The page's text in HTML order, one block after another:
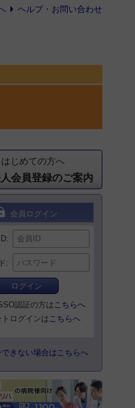
ヘルプ・お問い合わせ
はじめての方へ
会員登録のご案内
会員ログイン
ID
ログイン
認証の方は こちらへ
トログインはこちらへ
できない場合はこちらへ